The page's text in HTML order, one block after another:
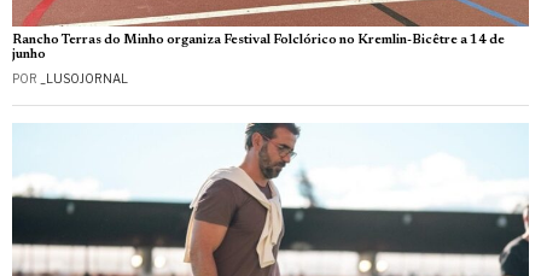
Rancho Terras do Minho organiza Festival Folclórico no Kremlin-Bicêtre a 14 de
junho
POR _LUSOJORNAL